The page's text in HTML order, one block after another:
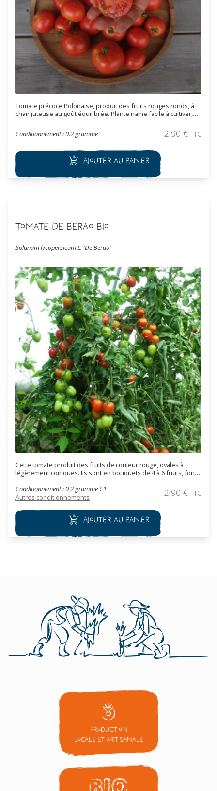
Tomate précoce Polonaise, produit des fruits rouges ronds, à
chair juteuse au goût équilibrée. Plante naine facile à cultiver,
Conditionnement : 0.2 gramme
2,90 € TTC
Ajouter au panier
Tomate De Berao Bio
Solanum lycopersicum L. 'De Berao'
Cette tomate produit des fruits de couleur rouge, ovales à
légèrement coniques. Ils sont en bouquets de 4 à 6 fruits, font
dense et ferme. La saveur est acidulée à sucrée, douce. On
peut l’utiliser en salade, en sauce tomate ou en coulis.
Conditionnement : 0,2 gramme C1
Autres conditionnements
2,90 € TTC
Ajouter au panier
Production
locale et artisanale